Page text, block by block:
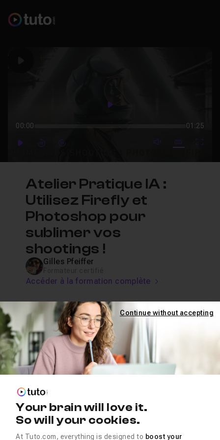
Play
00:00 01:25
PlayForwardForward mute video
Subtitles
Atelier Pratique IA :
Utilisez Firefly et
Photoshop pour
sublimer vos
shootings !
Gilles Pfeiffer
Accéder à la formation complète